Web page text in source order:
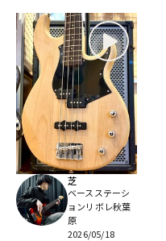
芝
ベースステーシ
ョンリボレ秋葉
原
2026/05/18